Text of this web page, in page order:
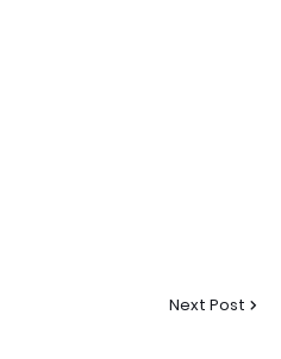
Next Post